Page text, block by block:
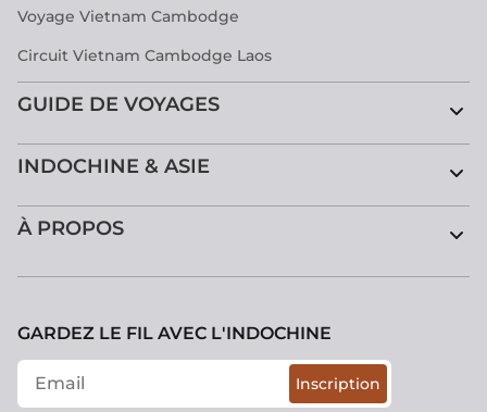
Voyage Vietnam Cambodge
Circuit Vietnam Cambodge Laos
GUIDE DE VOYAGES
INDOCHINE & ASIE
À PROPOS
GARDEZ LE FIL AVEC L'INDOCHINE
Inscription